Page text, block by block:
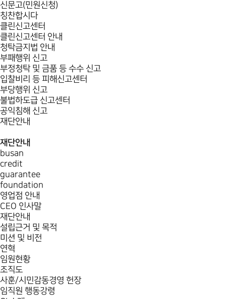
신문고(민원신청)
칭찬합시다
클린신고센터
클린신고센터 안내
청탁금지법 안내
부패행위 신고
부정청탁 및 금품 등 수수 신고
입찰비리 등 피해신고센터
부당행위 신고
불법하도급 신고센터
공익침해 신고
재단안내
재단안내
busan
credit
guarantee
foundation
영업점 안내
CEO 인사말
재단안내
설립근거 및 목적
미션 및 비전
연혁
임원현황
조직도
사훈/시민감동경영 헌장
임직원 행동강령